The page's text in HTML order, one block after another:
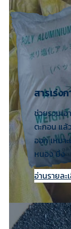
สารเร่ง
ช่วยรวมเ
ตะกอน แ
ออก เหมา
หนอง บึง
อ่านรายละ